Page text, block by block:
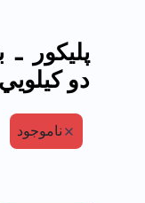
پليكور
دو كيلويي
ناموجود